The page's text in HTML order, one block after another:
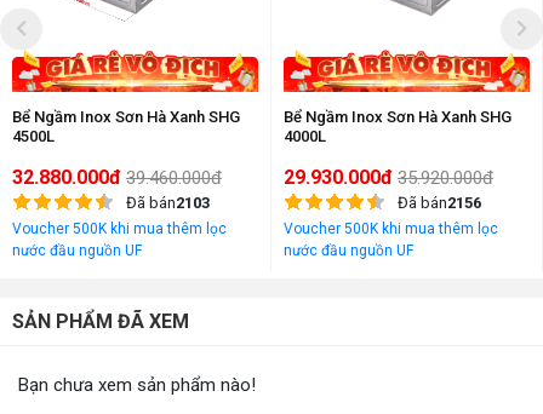
Bể Ngầm Inox Sơn Hà Xanh SHG
4500L
32.880.000đ 39.460.000đ
Đã bán2103
Voucher 500K khi mua thêm lọc
nước đầu nguồn UF
Bể Ngầm Inox Sơn Hà Xanh SHG
4000L
29.930.000đ 35.920.000đ
Đã bán2156
Voucher 500K khi mua thêm lọc
nước đầu nguồn UF
SẢN PHẨM ĐÃ XEM
Bạn chưa xem sản phẩm nào!